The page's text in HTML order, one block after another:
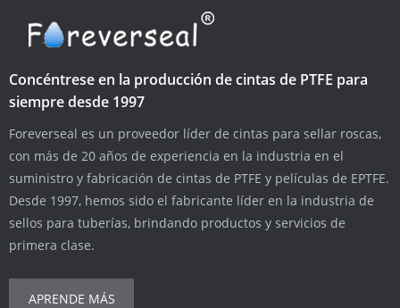
Concéntrese en la producción de cintas de PTFE para
siempre desde 1997
Foreverseal es un proveedor líder de cintas para sellar roscas,
con más de 20 años de experiencia en la industria en el
suministro y fabricación de cintas de PTFE y películas de EPTFE.
Desde 1997, hemos sido el fabricante líder en la industria de
sellos para tuberías, brindando productos y servicios de
primera clase.
APRENDE MÁS